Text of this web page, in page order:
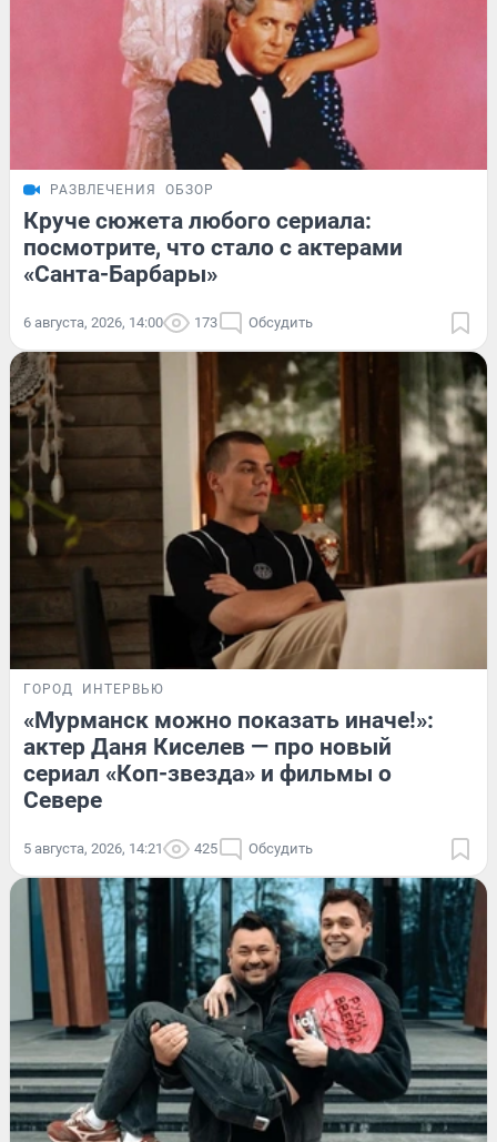
РАЗВЛЕЧЕНИЯ ОБЗОР
Круче сюжета любого сериала:
посмотрите, что стало с актерами
«Санта-Барбары»
6 августа, 2026, 14:00 173 Обсудить
ГОРОД ИНТЕРВЬЮ
«Мурманск можно показать иначе!»:
актер Даня Киселев — про новый
сериал «Коп-звезда» и фильмы о
Севере
5 августа, 2026, 14:21 425 Обсудить